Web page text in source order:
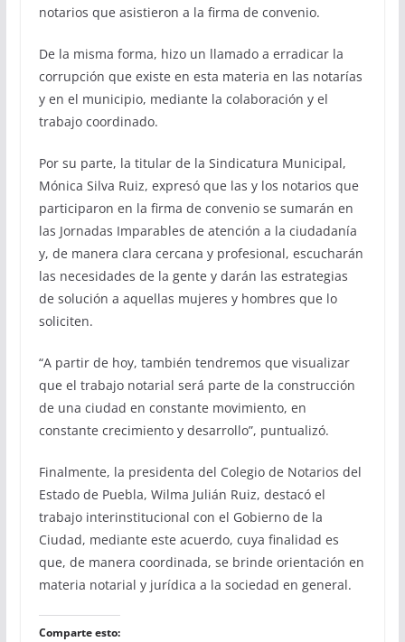
notarios que asistieron a la firma de convenio.
De la misma forma, hizo un llamado a erradicar la
corrupción que existe en esta materia en las notarías
y en el municipio, mediante la colaboración y el
trabajo coordinado.
Por su parte, la titular de la Sindicatura Municipal,
Mónica Silva Ruiz, expresó que las y los notarios que
participaron en la firma de convenio se sumarán en
las Jornadas Imparables de atención a la ciudadanía
y, de manera clara cercana y profesional, escucharán
las necesidades de la gente y darán las estrategias
de solución a aquellas mujeres y hombres que lo
soliciten.
“A partir de hoy, también tendremos que visualizar
que el trabajo notarial será parte de la construcción
de una ciudad en constante movimiento, en
constante crecimiento y desarrollo”, puntualizó.
Finalmente, la presidenta del Colegio de Notarios del
Estado de Puebla, Wilma Julián Ruiz, destacó el
trabajo interinstitucional con el Gobierno de la
Ciudad, mediante este acuerdo, cuya finalidad es
que, de manera coordinada, se brinde orientación en
materia notarial y jurídica a la sociedad en general.
Comparte esto: